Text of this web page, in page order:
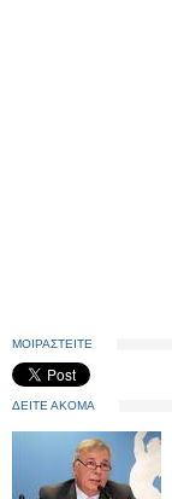
ΜΟΙΡΑΣΤΕΙΤΕ
ΔΕΙΤΕ ΑΚΟΜΑ